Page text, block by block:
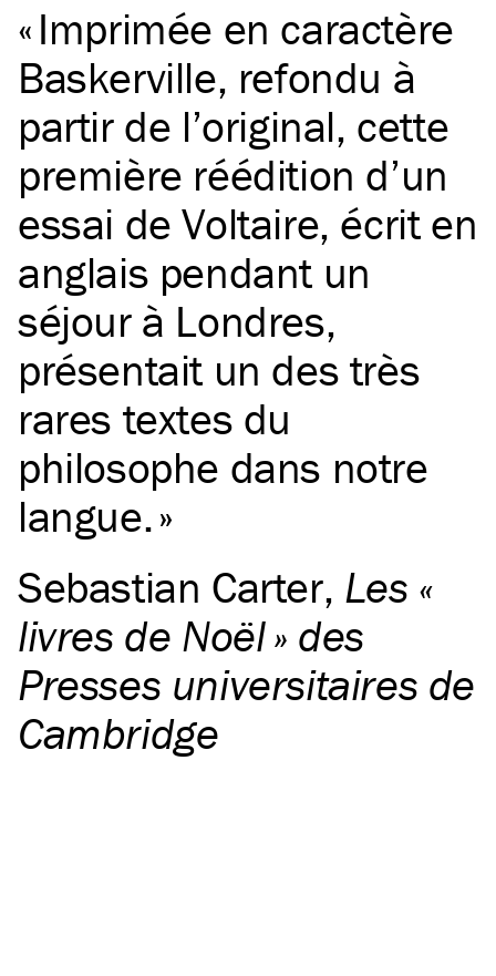
Imprimée en caractère
Baskerville, refondu à
partir de l’original, cette
première réédition d’un
essai de Voltaire, écrit en
anglais pendant un
séjour à Londres,
présentait un des très
rares textes du
philosophe dans notre
langue.
Sebastian Carter, Les «
livres de Noël » des
Presses universitaires de
Cambridge